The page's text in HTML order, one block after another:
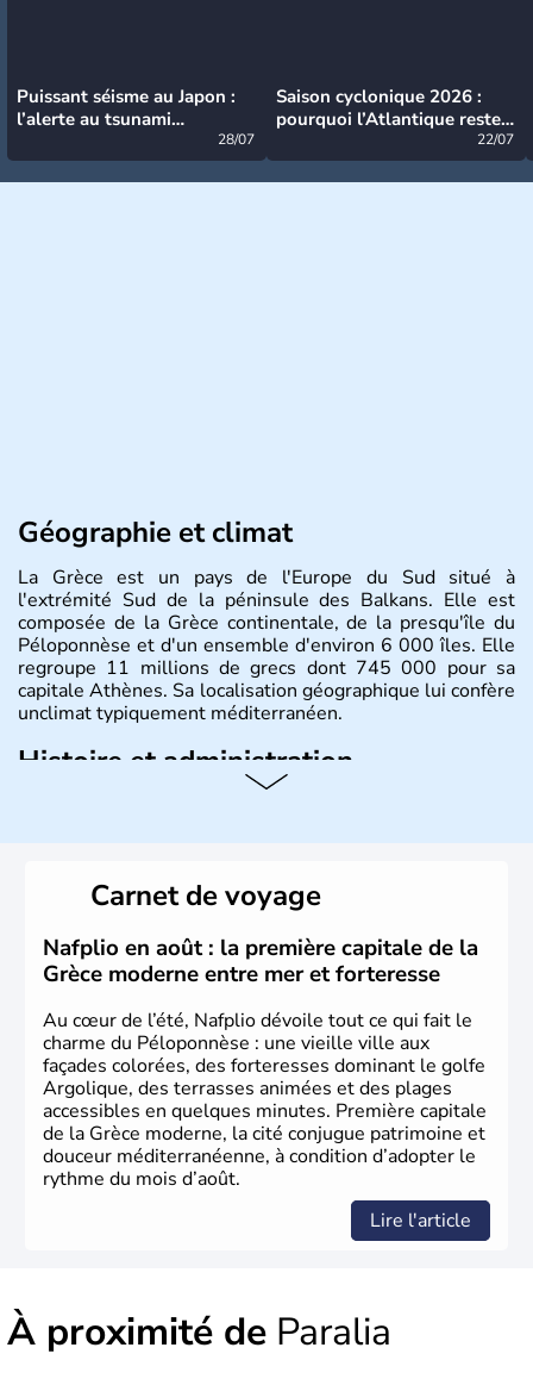
Puissant séisme au Japon :
l’alerte au tsunami
28/07
Saison cyclonique 2026 :
pourquoi l’Atlantique reste
22/07
Géographie et climat
La Grèce est un pays de l'Europe du Sud situé à
l'extrémité Sud de la péninsule des Balkans. Elle est
composée de la Grèce continentale, de la presqu'île du
Péloponnèse et d'un ensemble d'environ 6 000 îles. Elle
regroupe 11 millions de grecs dont 745 000 pour sa
capitale Athènes. Sa localisation géographique lui confère
unclimat typiquement méditerranéen.
Histoire et administration
l'invention des Jeux Olympiques en 776 avant J.C. Le 25
mars 1820 sonne le début de la Guerre d'indépendance,
aujourd'hui date de la fête nationale grecque. La Grèce
est définitivement reconnue comme état indépendant à
partir de 1830.
Carnet de voyage
Nafplio en août : la première capitale de la
Grèce moderne entre mer et forteresse
Au cœur de l’été, Nafplio dévoile tout ce qui fait le
charme du Péloponnèse : une vieille ville aux
façades colorées, des forteresses dominant le golfe
Argolique, des terrasses animées et des plages
accessibles en quelques minutes. Première capitale
de la Grèce moderne, la cité conjugue patrimoine et
douceur méditerranéenne, à condition d’adopter le
rythme du mois d’août.
Lire l'article
À proximité de Paralia